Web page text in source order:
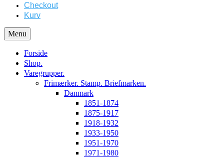
Checkout
Kurv
Menu
Forside
Shop.
Varegrupper.
Frimærker. Stamp. Briefmarken.
Danmark
1851-1874
1875-1917
1918-1932
1933-1950
1951-1970
1971-1980